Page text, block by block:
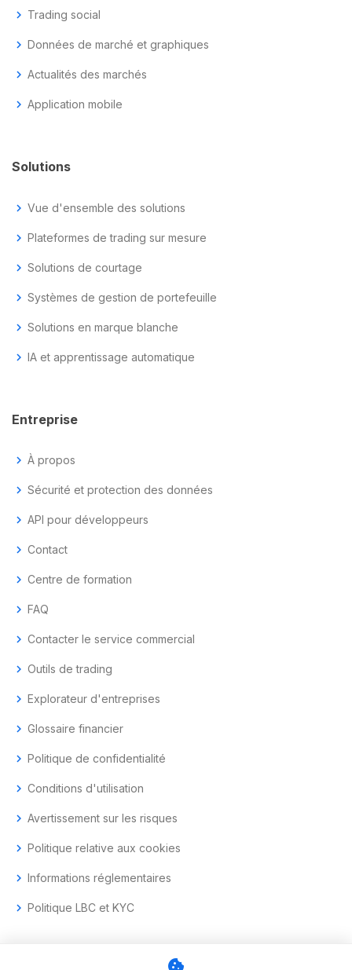
chevron_right Trading social
chevron_right Données de marché et graphiques
chevron_right Actualités des marchés
chevron_right Application mobile
Solutions
chevron_right Vue d'ensemble des solutions
chevron_right Plateformes de trading sur mesure
chevron_right Solutions de courtage
chevron_right Systèmes de gestion de portefeuille
chevron_right Solutions en marque blanche
chevron_right IA et apprentissage automatique
Entreprise
chevron_right À propos
chevron_right Sécurité et protection des données
chevron_right API pour développeurs
chevron_right Contact
chevron_right Centre de formation
chevron_right FAQ
chevron_right Contacter le service commercial
chevron_right Outils de trading
chevron_right Explorateur d'entreprises
chevron_right Glossaire financier
chevron_right Politique de confidentialité
chevron_right Conditions d'utilisation
chevron_right Avertissement sur les risques
chevron_right Politique relative aux cookies
chevron_right Informations réglementaires
chevron_right Politique LBC et KYC
cookie